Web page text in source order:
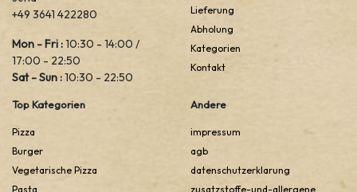
+49 3641 422280
Mon - Fri :10:30 - 14:00 /
17:00 - 22:50
Sat - Sun :10:30 - 22:50
Lieferung
Abholung
Kategorien
Kontakt
Top Kategorien
Pizza
Burger
Vegetarische Pizza
Pasta
Andere
impressum
agb
datenschutzerklarung
zusatzstoffe-und-allergene